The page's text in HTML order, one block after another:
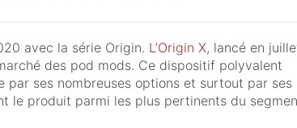
avec la série Origin. L’Origin X, lancé en
des pod mods. Ce dispositif polyvalent
ses nombreuses options et surtout par ses
le produit parmi les plus pertinents du